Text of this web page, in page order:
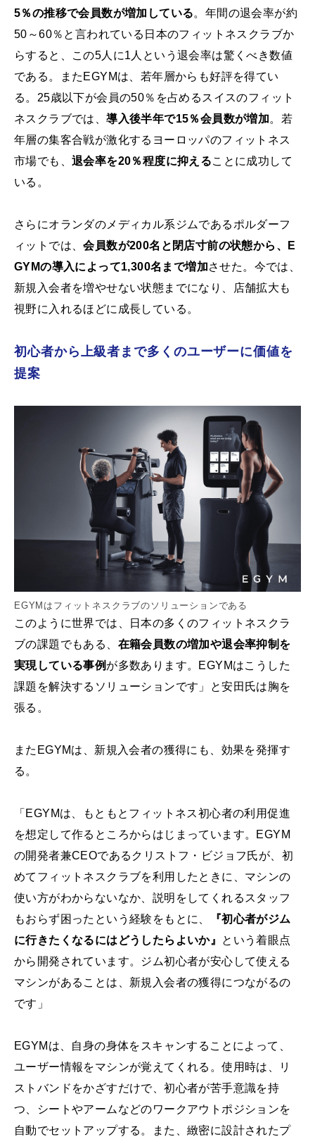
5％の推移で会員数が増加している。年間の退会率が約
50～60％と言われている日本のフィットネスクラブか
らすると、この5人に1人という退会率は驚くべき数値
である。またEGYMは、若年層からも好評を得てい
る。25歳以下が会員の50％を占めるスイスのフィット
ネスクラブでは、導入後半年で15％会員数が増加。若
年層の集客合戦が激化するヨーロッパのフィットネス
市場でも、 退会率を20％程度に抑えることに成功して
いる。
さらにオランダのメディカル系ジムであるポルダーフ
ィットでは、会員数が200名と閉店寸前の状態から、E
GYMの導入によって1,300名まで増加 させた。今では、
新規入会者を増やせない状態までになり、店舗拡大も
視野に入れるほどに成長している。
初心者から上級者まで多くのユーザーに価値を
提案
EGYMはフィットネスクラブのソリューションである
このように世界では、日本の多くのフィットネスクラ
ブの課題でもある、 在籍会員数の増加や退会率抑制を
実現している事例 が多数あります。EGYMはこうした
課題を解決するソリューションです」と安田氏は胸を
張る。
またEGYMは、新規入会者の獲得にも、効果を発揮す
る。
「EGYMは、もともとフィットネス初心者の利用促進
を想定して作るところからはじまっています。EGYM
の開発者兼CEOであるクリストフ・ビジョフ氏が、初
めてフィットネスクラブを利用したときに、マシンの
使い方がわからないなか、説明をしてくれるスタッフ
もおらず困ったという経験をもとに、
『初心者がジム
に行きたくなるにはどうしたらよいか』
という着眼点
から開発されています。ジム初心者が安心して使える
マシンがあることは、新規入会者の獲得につながるの
です」
EGYMは、自身の身体をスキャンすることによって、
ユーザー情報をマシンが覚えてくれる。使用時は、リ
ストバンドをかざすだけで、初心者が苦手意識を持
つ、シートやアームなどのワークアウトポジションを
自動でセットアップする。また、緻密に設計されたプ